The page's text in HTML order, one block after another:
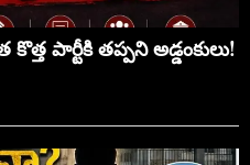
పార్టీకి తప్పని అడ్డంకులు!